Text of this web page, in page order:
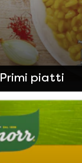
Primi piatti